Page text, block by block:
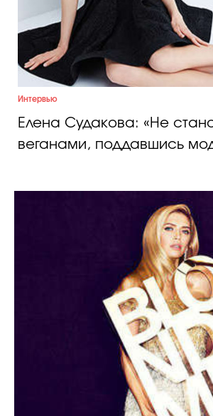
Интервью
Елена Судакова: «Не
веганами, поддавшись